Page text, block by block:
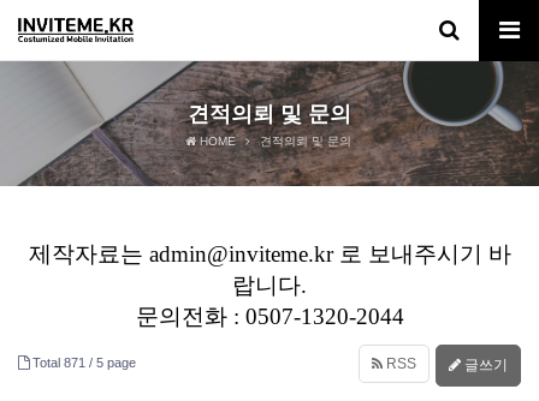
견적의뢰 및 문의
HOME 견적의뢰 및 문의
제작자료는 admin@inviteme.kr 로 보내주시기 바
랍니다.
문의전화 : 0507-1320-2044
Total 871 / 5 page RSS 글쓰기